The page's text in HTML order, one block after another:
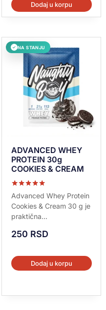
Dodaj u korpu
✓ NA STANJU
ADVANCED WHEY
PROTEIN 30g
COOKIES & CREAM
Ocenjeno sa
5.00
od 5
Advanced Whey Protein
Cookies & Cream 30 g je
praktična...
250 RSD
Dodaj u korpu